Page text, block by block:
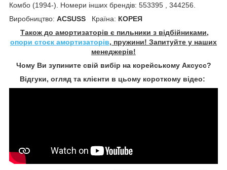
Комбо (1994-). Номери інших брендів: 553395 , 344256.
Виробництво: ACSUSS Країна: КОРЕЯ
Також до амортизаторів є пильники з відбійниками,
опори стоєк амортизаторів, пружини! Запитуйте у наших
менеджерів!
Чому Ви зупините свій вибір на корейському Аксусс?
Відгуки, огляд та клієнти в цьому короткому відео: